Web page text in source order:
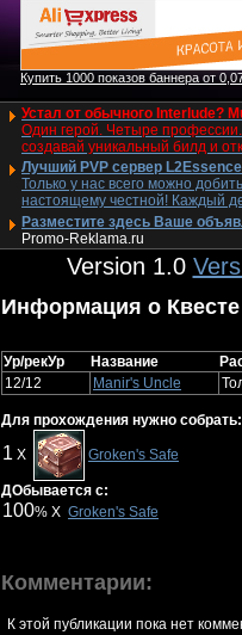
Купить 1000 показов баннера от
Устал от обычного Interlude?
Один герой. Четыре
создавай уникальный билд и
Лучший PVP сервер
Только у нас всего можно
настоящему честной! Каждый
Разместите здесь Ваше
Promo-Reklama.ru
Version 1.0
Информация о Квесте
Ур/рекУр Название
12/12
Manir's Uncle
Для прохождения нужно собрать:
1 X Groken's Safe
ДОбывается с:
100% X Groken's Safe
Комментарии:
К этой публикации пока нет